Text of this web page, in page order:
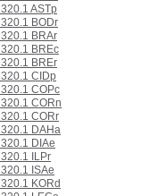
320.1 ASTp
320.1 BODr
320.1 BRAr
320.1 BREc
320.1 BREr
320.1 CIDp
320.1 COPc
320.1 CORn
320.1 CORr
320.1 DAHa
320.1 DIAe
320.1 ILPr
320.1 ISAe
320.1 KORd